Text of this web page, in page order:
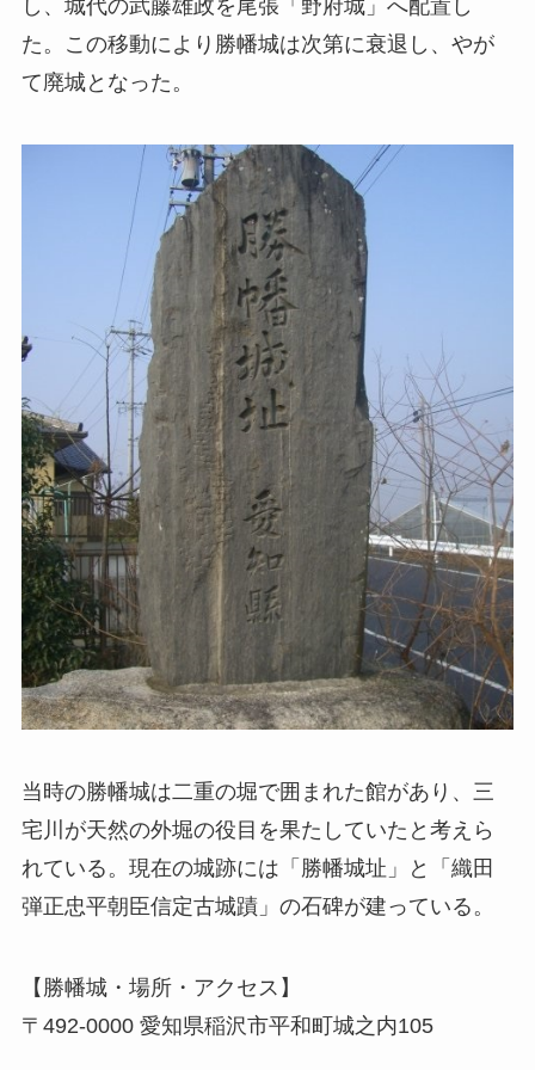
し、城代の武藤雄政を尾張「野府城」へ配置し
た。この移動により勝幡城は次第に衰退し、やが
て廃城となった。
当時の勝幡城は二重の堀で囲まれた館があり、三
宅川が天然の外堀の役目を果たしていたと考えら
れている。現在の城跡には「勝幡城址」と「織田
弾正忠平朝臣信定古城蹟」の石碑が建っている。
【勝幡城・場所・アクセス】
〒492-0000 愛知県稲沢市平和町城之内105